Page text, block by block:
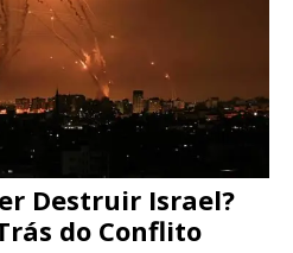
Destruir Israel?
do Conflito